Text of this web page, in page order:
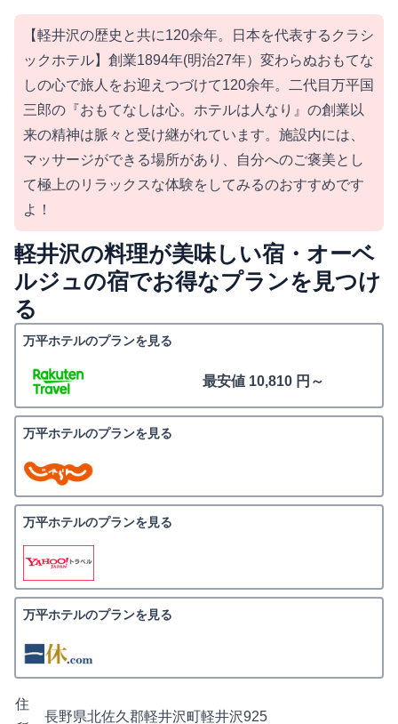
【軽井沢の歴史と共に120余年。日本を代表するクラシ
ックホテル】創業1894年(明治27年）変わらぬおもてな
しの心で旅人をお迎えつづけて120余年。二代目万平国
三郎の『おもてなしは心。ホテルは人なり』の創業以
来の精神は脈々と受け継がれています。施設内には、
マッサージができる場所があり、自分へのご褒美とし
て極上のリラックスな体験をしてみるのおすすめです
よ！
軽井沢の料理が美味しい宿・オーベ
ルジュの宿でお得なプランを見つけ
る
万平ホテルのプランを見る
最安値 10,810 円～
万平ホテルのプランを見る
万平ホテルのプランを見る
万平ホテルのプランを見る
住
長野県北佐久郡軽井沢町軽井沢925